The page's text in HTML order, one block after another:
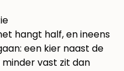
hangt half, en ineens
een kier naast de
vast zit dan